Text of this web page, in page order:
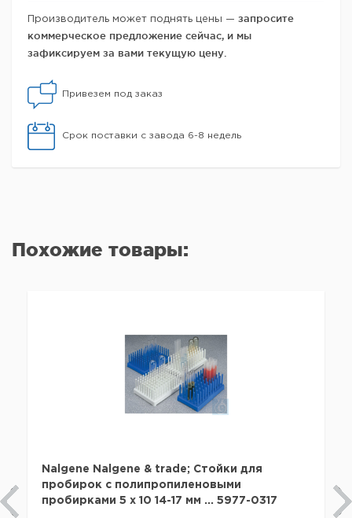
Производитель может поднять цены — запросите
коммерческое предложение сейчас, и мы
зафиксируем за вами текущую цену.
Привезем под заказ
Срок поставки с завода 6-8 недель
Похожие товары:
Nalgene Nalgene & trade; Стойки для
пробирок с полипропиленовыми
пробирками 5 x 10 14-17 мм ... 5977-0317